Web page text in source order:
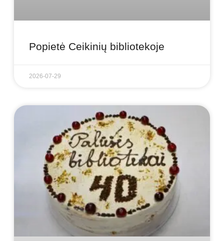
Popietė Ceikinių bibliotekoje
2026-07-29